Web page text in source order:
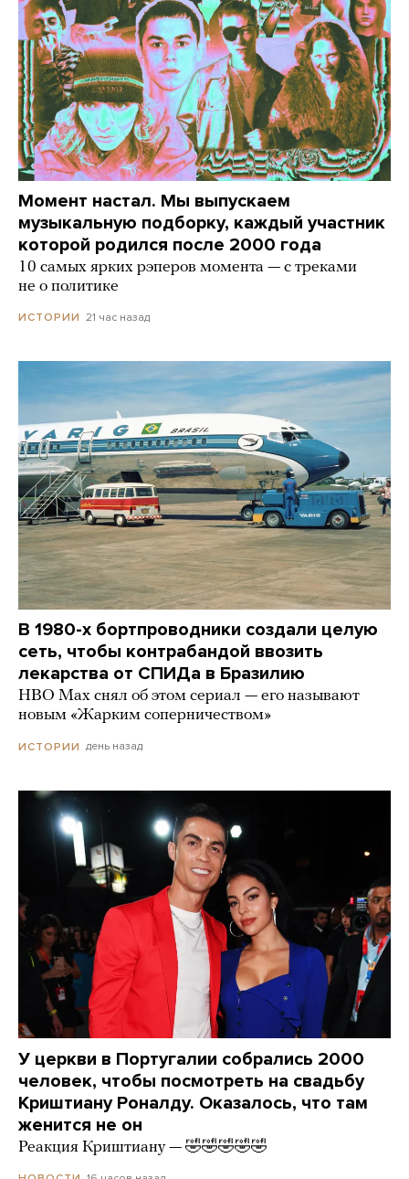
Момент настал. Мы выпускаем
музыкальную подборку, каждый участник
которой родился после 2000 года
10 самых ярких рэперов момента — с треками
не о политике
ИСТОРИИ 21 час назад
В 1980-х бортпроводники создали целую
сеть, чтобы контрабандой ввозить
лекарства от СПИДа в Бразилию
HBO Max снял об этом сериал — его называют
новым «Жарким соперничеством»
ИСТОРИИ день назад
У церкви в Португалии собрались 2000
человек, чтобы посмотреть на свадьбу
Криштиану Роналду. Оказалось, что там
женится не он
Реакция Криштиану — 🤣🤣🤣🤣🤣